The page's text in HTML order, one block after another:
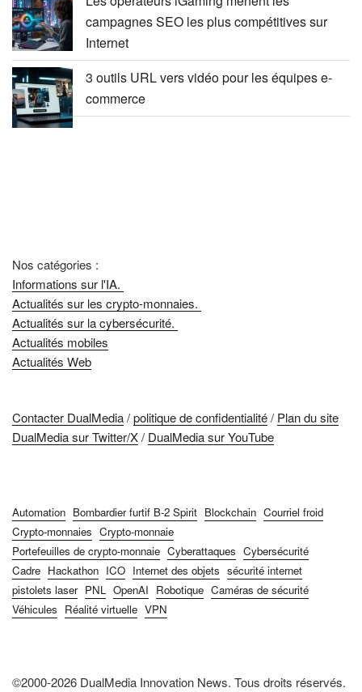
campagnes SEO les plus compétitives sur
Internet
3 outils URL vers vidéo pour les équipes e-
commerce
Nos catégories :
Informations sur l'IA.
Actualités sur les crypto-monnaies.
Actualités sur la cybersécurité.
Actualités mobiles
Actualités Web
Contacter DualMedia/politique de confidentialité/ Plan du site
DualMedia sur Twitter/X/ DualMedia sur YouTube
Automation Bombardier furtif B-2 Spirit Blockchain Courriel froid
Crypto-monnaies Crypto-monnaie
Portefeuilles de crypto-monnaie Cyberattaques Cybersécurité
Cadre Hackathon ICO Internet des objets sécurité internet
pistolets laser PNL OpenAI Robotique Caméras de sécurité
Véhicules Réalité virtuelle VPN
©2000-2026 DualMedia Innovation News. Tous droits réservés.